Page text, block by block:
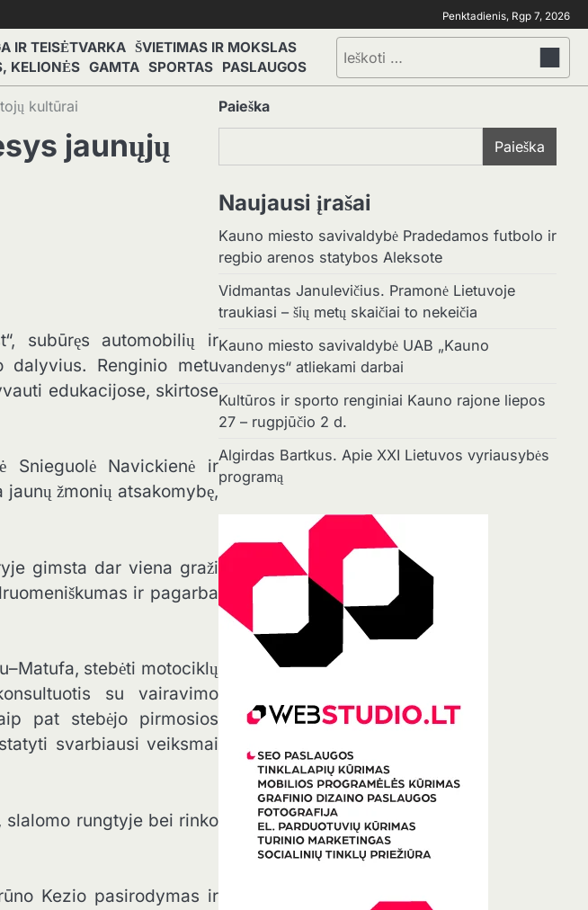
Penktadienis, Rgp 7, 2026
IR TEISĖTVARKA ŠVIETIMAS IR MOKSLAS
KELIONĖS GAMTA SPORTAS PASLAUGOS
Ieškoti:
kultūrai
jaunųjų
subūręs automobilių ir
dalyvius. Renginio metu
edukacijose, skirtose
Snieguolė Navickienė ir
žmonių atsakomybę,
gimsta dar viena graži
ir pagarba
stebėti motociklų
su vairavimo
pat stebėjo pirmosios
svarbiausi veiksmai
slalomo rungtyje bei rinko
Kezio pasirodymas ir
Paieška
Paieška
Naujausi įrašai
Kauno miesto savivaldybė Pradedamos futbolo ir
regbio arenos statybos Aleksote
Vidmantas Janulevičius. Pramonė Lietuvoje
traukiasi – šių metų skaičiai to nekeičia
Kauno miesto savivaldybė UAB „Kauno
vandenys“ atliekami darbai
Kultūros ir sporto renginiai Kauno rajone liepos
27 – rugpjūčio 2 d.
Algirdas Bartkus. Apie XXI Lietuvos vyriausybės
programą